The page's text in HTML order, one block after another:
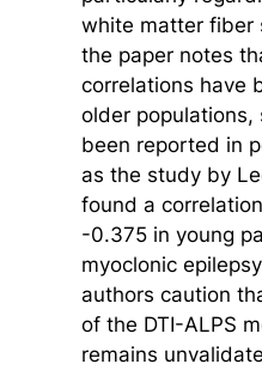
white matter fiber
the paper notes
correlations have
older populations,
been reported in
as the study by
found a
-0.375 in young
myoclonic
authors caution
of the DTI-ALPS
remains